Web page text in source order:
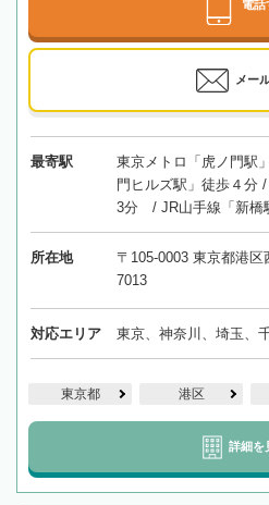
電話
メー
最寄駅
東京メトロ「虎ノ門駅
門ヒルズ駅」徒歩４分
3分 / JR山手線「新橋
所在地
〒105-0003 東京都港
7013
対応エリア 東京、神奈川、埼玉、
東京都 港区
詳細を